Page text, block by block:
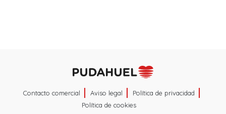
Contacto comercial Aviso legal
Política de privacidad
Política de cookies